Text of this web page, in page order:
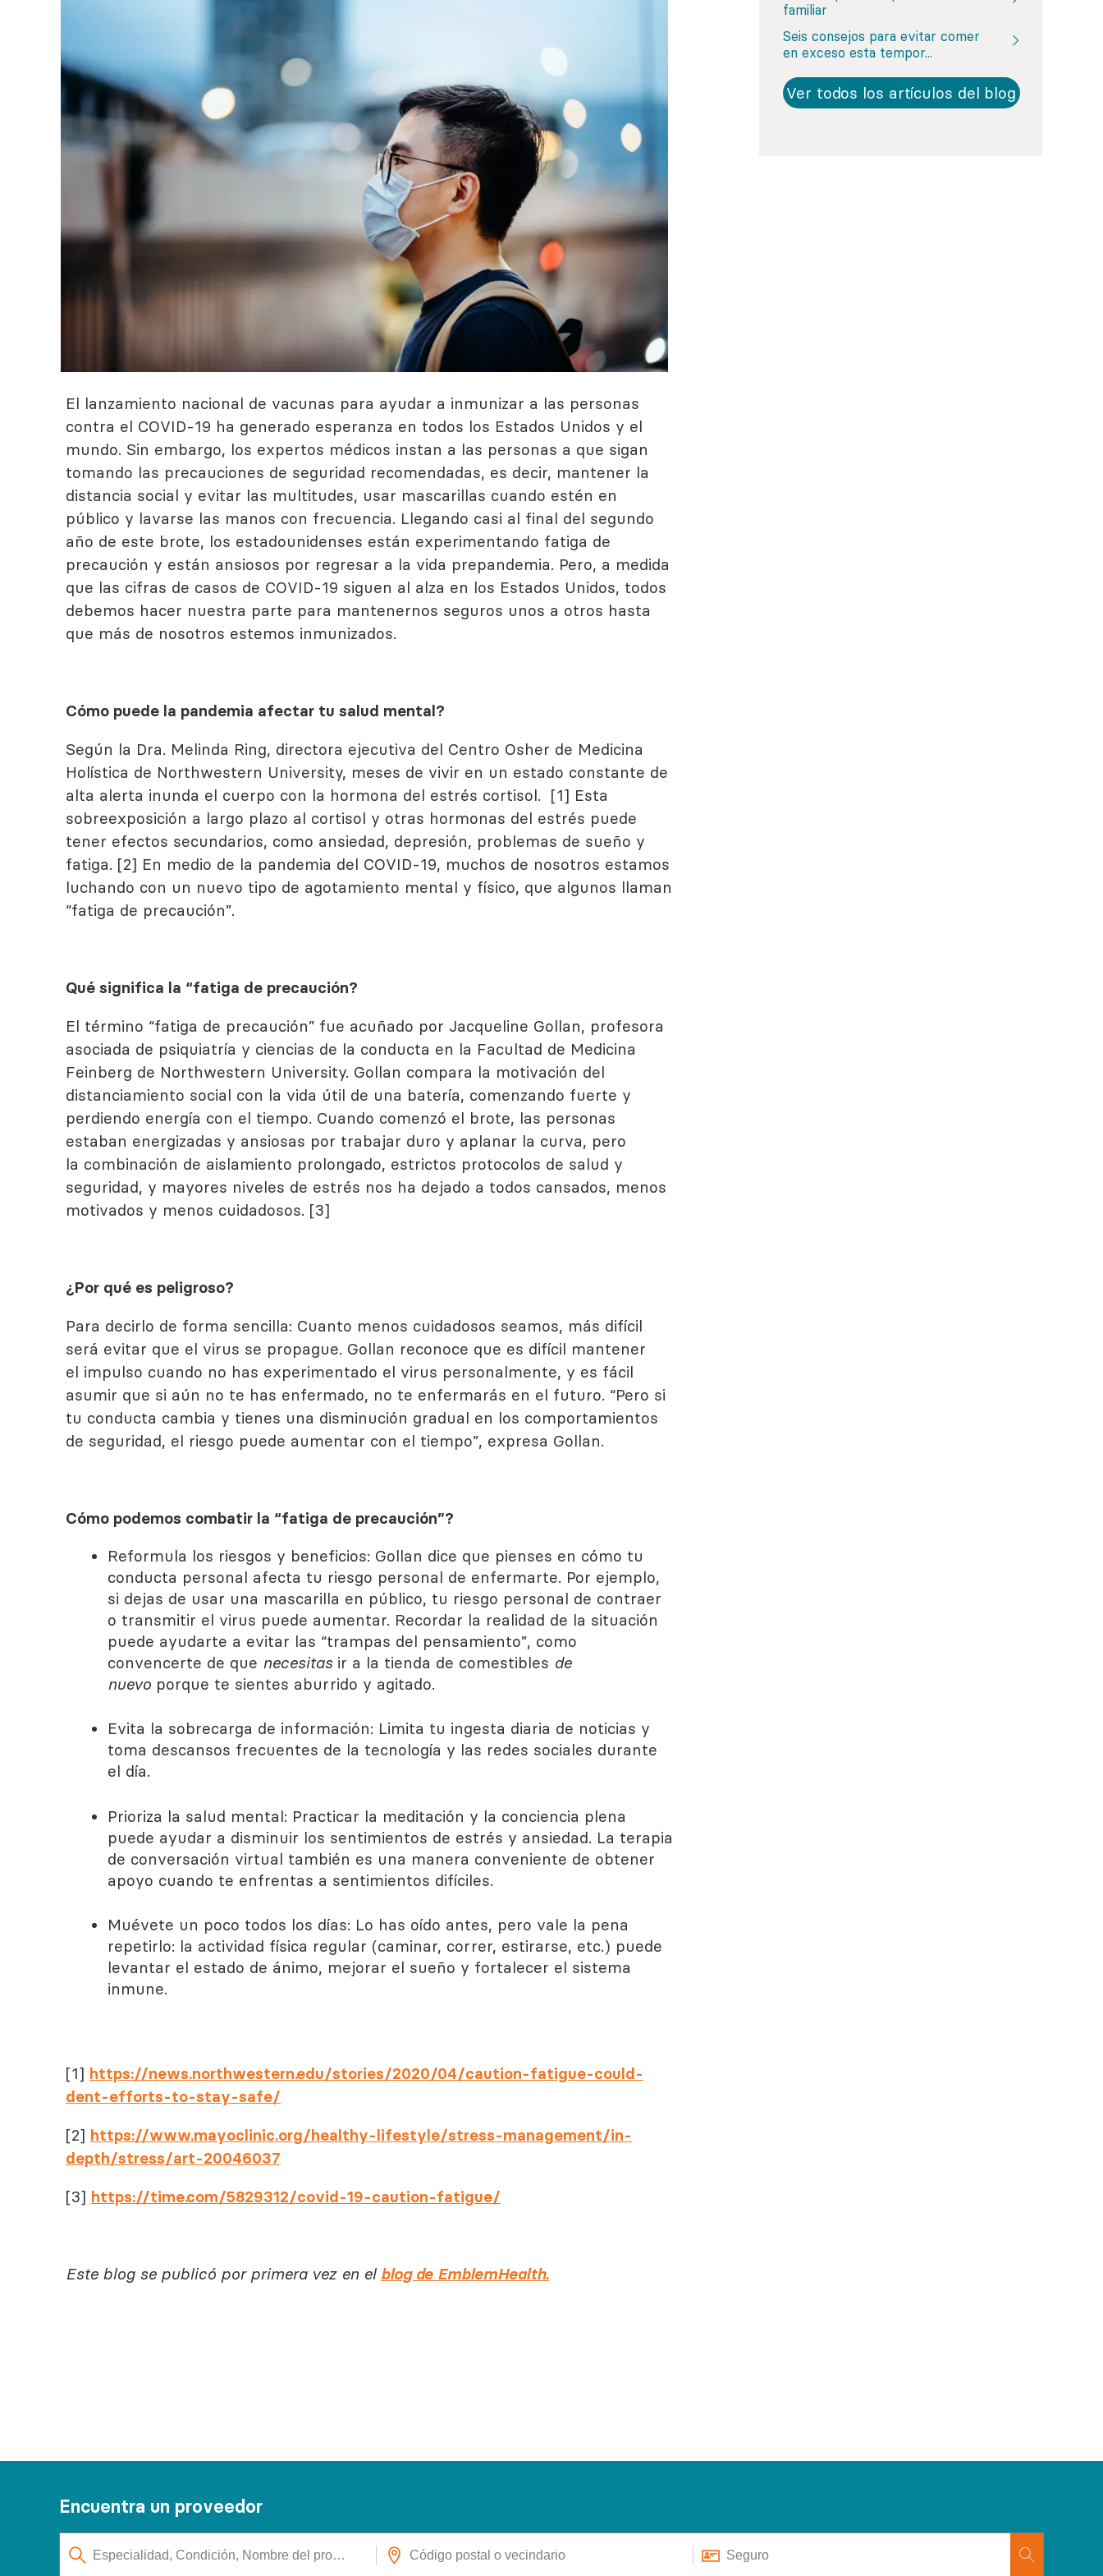
Más información
El lanzamiento nacional de vacunas para ayudar a inmunizar a las personas
contra el COVID-19 ha generado esperanza en todos los Estados Unidos y el
mundo. Sin embargo, los expertos médicos instan a las personas a que sigan
tomando las precauciones de seguridad recomendadas, es decir, mantener la
distancia social y evitar las multitudes, usar mascarillas cuando estén en
público y lavarse las manos con frecuencia. Llegando casi al final del segundo
año de este brote, los estadounidenses están experimentando fatiga de
precaución y están ansiosos por regresar a la vida prepandemia. Pero, a medida
que las cifras de casos de COVID-19 siguen al alza en los Estados Unidos, todos
debemos hacer nuestra parte para mantenernos seguros unos a otros hasta
que más de nosotros estemos inmunizados.
Cómo puede la pandemia afectar tu salud mental?
Según la Dra. Melinda Ring, directora ejecutiva del Centro Osher de Medicina
Holística de Northwestern University, meses de vivir en un estado constante de
alta alerta inunda el cuerpo con la hormona del estrés cortisol. [1] Esta
sobreexposición a largo plazo al cortisol y otras hormonas del estrés puede
tener efectos secundarios, como ansiedad, depresión, problemas de sueño y
fatiga. [2] En medio de la pandemia del COVID-19, muchos de nosotros estamos
luchando con un nuevo tipo de agotamiento mental y físico, que algunos llaman
“fatiga de precaución”.
Qué significa la “fatiga de precaución?
El término “fatiga de precaución” fue acuñado por Jacqueline Gollan, profesora
asociada de psiquiatría y ciencias de la conducta en la Facultad de Medicina
Feinberg de Northwestern University. Gollan compara la motivación del
distanciamiento social con la vida útil de una batería, comenzando fuerte y
perdiendo energía con el tiempo. Cuando comenzó el brote, las personas
estaban energizadas y ansiosas por trabajar duro y aplanar la curva, pero
la combinación de aislamiento prolongado, estrictos protocolos de salud y
seguridad, y mayores niveles de estrés nos ha dejado a todos cansados, menos
motivados y menos cuidadosos. [3]
¿Por qué es peligroso?
Para decirlo de forma sencilla: Cuanto menos cuidadosos seamos, más difícil
será evitar que el virus se propague. Gollan reconoce que es difícil mantener
el impulso cuando no has experimentado el virus personalmente, y es fácil
asumir que si aún no te has enfermado, no te enfermarás en el futuro. “Pero si
tu conducta cambia y tienes una disminución gradual en los comportamientos
de seguridad, el riesgo puede aumentar con el tiempo”, expresa Gollan.
Cómo podemos combatir la “fatiga de precaución”?
Reformula los riesgos y beneficios: Gollan dice que pienses en cómo tu
conducta personal afecta tu riesgo personal de enfermarte. Por ejemplo,
si dejas de usar una mascarilla en público, tu riesgo personal de contraer
o transmitir el virus puede aumentar. Recordar la realidad de la situación
puede ayudarte a evitar las “trampas del pensamiento”, como
convencerte de que necesitasir a la tienda de comestibles de
nuevo porque te sientes aburrido y agitado.
Evita la sobrecarga de información: Limita tu ingesta diaria de noticias y
toma descansos frecuentes de la tecnología y las redes sociales durante
el día.
Prioriza la salud mental: Practicar la meditación y la conciencia plena
puede ayudar a disminuir los sentimientos de estrés y ansiedad. La terapia
de conversación virtual también es una manera conveniente de obtener
apoyo cuando te enfrentas a sentimientos difíciles.
Muévete un poco todos los días: Lo has oído antes, pero vale la pena
repetirlo: la actividad física regular (caminar, correr, estirarse, etc.) puede
levantar el estado de ánimo, mejorar el sueño y fortalecer el sistema
inmune.
[1] https://news.northwestern.edu/stories/2020/04/caution-fatigue-could-
dent-efforts-to-stay-safe/
[2] https://www.mayoclinic.org/healthy-lifestyle/stress-management/in-
depth/stress/art-20046037
[3] https://time.com/5829312/covid-19-caution-fatigue/
Este blog se publicó por primera vez en el blog de EmblemHealth.
familiar
Seis consejos para evitar comer
en exceso esta tempor...
Ver todos los artículos del blog
Encuentra un proveedor